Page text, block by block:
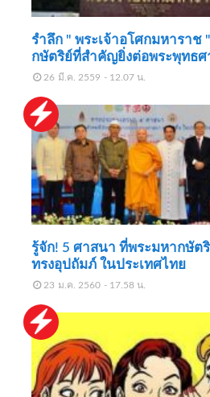
รำลึก " พระเจ้าอโศกมหาราช
กษัตริย์ที่สำคัญยิ่งต่อพระพุทธศ
26 มี.ค. 2559 - 12.07 น.
รู้จัก! 5 ศาสนา ที่พระมหากษัต
ทรงอุปถัมภ์ ในประเทศไทย
23 ม.ค. 2560 - 17.58 น.